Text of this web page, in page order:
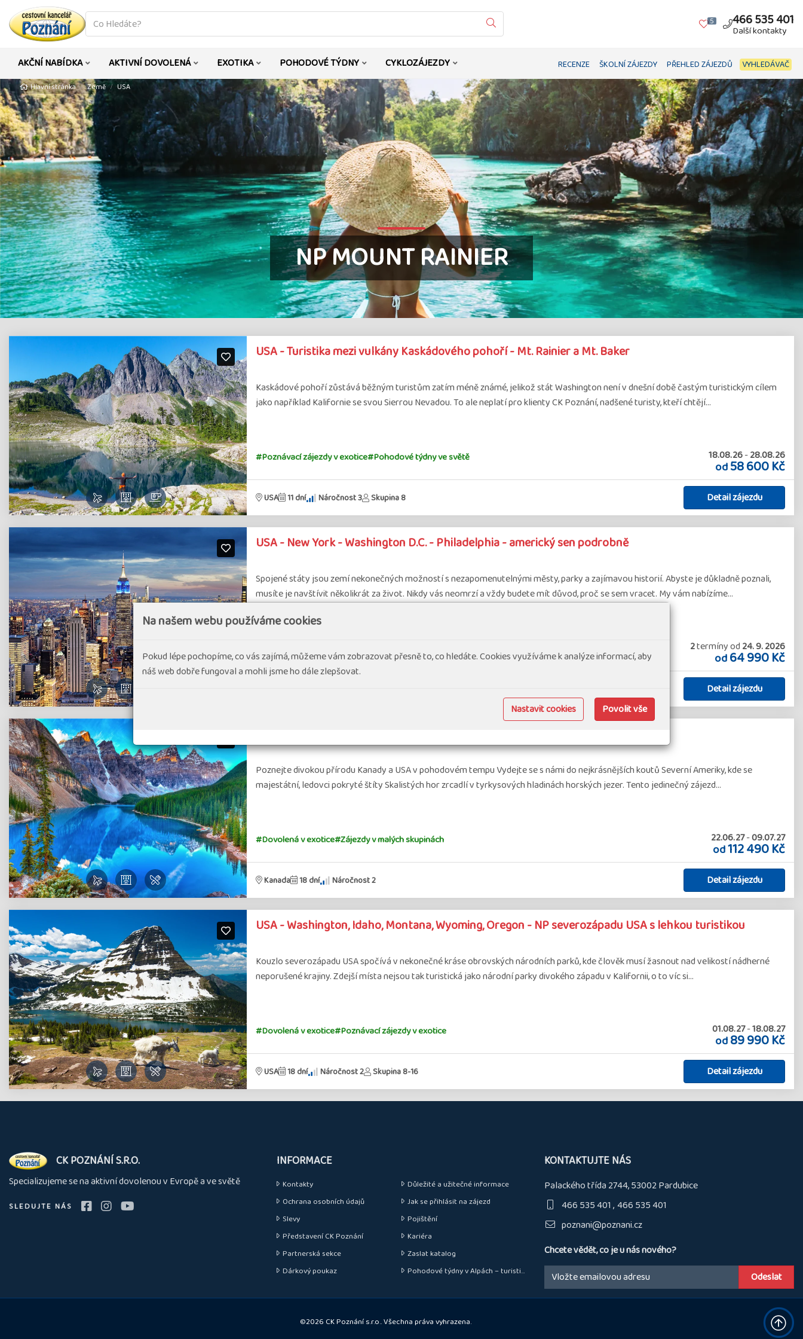
co
hledáte
Vyhledat 5 466 535 401
Další kontakty
AKČNÍ NABÍDKA AKTIVNÍ DOVOLENÁ EXOTIKA POHODOVÉ TÝDNY CYKLOZÁJEZDY RECENZE ŠKOLNÍ ZÁJEZDY PŘEHLED ZÁJEZDŮ VYHLEDÁVAČ
Hlavní stránka Země USA
NP MOUNT RAINIER
USA - Turistika mezi vulkány Kaskádového pohoří - Mt. Rainier a Mt. Baker
Kaskádové pohoří zůstává běžným turistům zatím méně známé, jelikož stát Washington není v dnešní době častým turistickým cílem
jako například Kalifornie se svou Sierrou Nevadou. To ale neplatí pro klienty CK Poznání, nadšené turisty, kteří chtějí…
#Poznávací zájezdy v exotice#Pohodové týdny ve světě 18.08.26-28.08.26
od58 600 Kč
USA 11 dní Náročnost 3 Skupina 8 Detail zájezdu
USA - New York - Washington D.C. - Philadelphia - americký sen podrobně
Spojené státy jsou zemí nekonečných možností s nezapomenutelnými městy, parky a zajímavou historií. Abyste je důkladně poznali,
musíte je navštívit několikrát za život. Nikdy vás neomrzí a vždy budete mít důvod, proč se sem vracet. My vám nabízíme…
#Dovolená v exotice 2termínyod 24. 9. 2026
od64 990 Kč
Detail zájezdu
Poznejte divokou přírodu Kanady a USA v pohodovém tempu Vydejte se s námi do nejkrásnějších koutů Severní Ameriky, kde se
majestátní, ledovci pokryté štíty Skalistých hor zrcadlí v tyrkysových hladinách horských jezer. Tento jedinečný zájezd…
#Dovolená v exotice#Zájezdy v malých skupinách 22.06.27-09.07.27
od112 490 Kč
Kanada 18 dní Náročnost 2 Detail zájezdu
USA - Washington, Idaho, Montana, Wyoming, Oregon - NP severozápadu USA s lehkou turistikou
Kouzlo severozápadu USA spočívá v nekonečné kráse obrovských národních parků, kde člověk musí žasnout nad velikostí nádherné
neporušené krajiny. Zdejší místa nejsou tak turistická jako národní parky divokého západu v Kalifornii, o to víc si…
#Dovolená v exotice#Poznávací zájezdy v exotice 01.08.27-18.08.27
od89 990 Kč
USA 18 dní Náročnost 2 Skupina 8-16 Detail zájezdu
O
nás
CK POZNÁNÍ S.R.O.
Specializujeme se na aktivní dovolenou v Evropě a ve světě
SLEDUJTE NÁS
INFORMACE
Kontakty
Důležité a užitečné informace
Ochrana osobních údajů
Jak se přihlásit na zájezd
Slevy
Pojištění
Představení CK Poznání
Kariéra
Partnerská sekce
Zaslat katalog
Dárkový poukaz
Pohodové týdny v Alpách – turistické zájezdy do Alp
KONTAKTUJTE NÁS
Palackého třída 2744, 53002 Pardubice
466 535 401 466 535 401
poznani@poznani.cz
Chcete vědět, co je u nás nového?
Email:
©2026 CK Poznání s.r.o.. Všechna práva vyhrazena.
Na našem webu používáme cookies
Pokud lépe pochopíme, co vás zajímá, můžeme vám zobrazovat přesně to, co hledáte. Cookies využíváme k analýze informací, aby
náš web dobře fungoval a mohli jsme ho dále zlepšovat.
Nastavit cookies Povolit vše